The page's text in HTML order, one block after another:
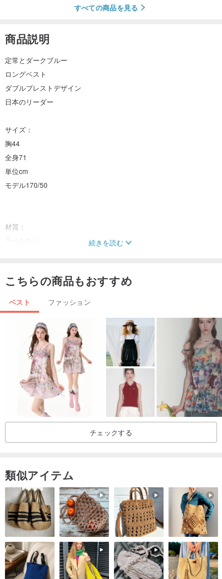
すべての商品を見る
商品説明
定常とダークブルー
ロングベスト
ダブルブレストデザイン
日本のリーダー
サイズ：
胸44
全身71
単位cm
モデル170/50
材質：
続きを読む
こちらの商品もおすすめ
ベスト ファッション
チェックする
類似アイテム